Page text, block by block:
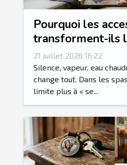
Pourquoi les
transforment-ils
spa en rituel
21 juillet 2026 16:22
Silence, vapeur, eau
change tout. Dans les
limite plus à « se...